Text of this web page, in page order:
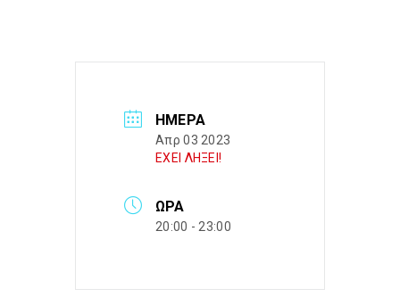
ΗΜΈΡΑ
Απρ 03 2023
ΕΧΕΙ ΛΗΞΕΙ!
ΏΡΑ
20:00 - 23:00